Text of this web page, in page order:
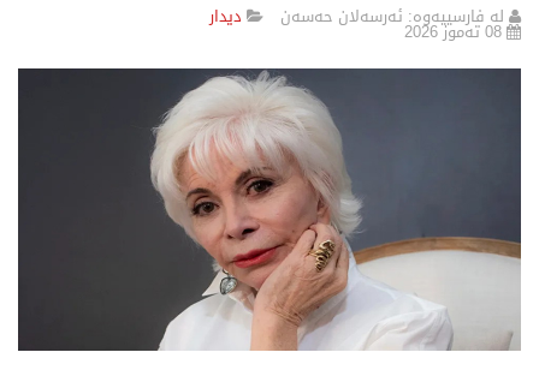
لە فارسییەوە: ئەرسەلان حەسەن دیدار
08 تەموز 2026